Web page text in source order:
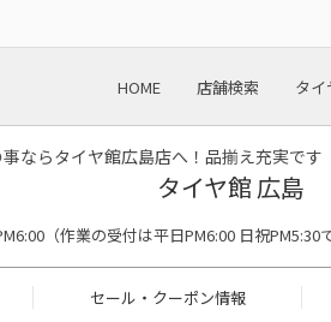
HOME 店舗検索 タイ
ならタイヤ館広島店へ！品揃え充実です
タイヤ館 広島
（作業の受付は平日PM6:00 日祝PM5:30
セール・クーポン情報